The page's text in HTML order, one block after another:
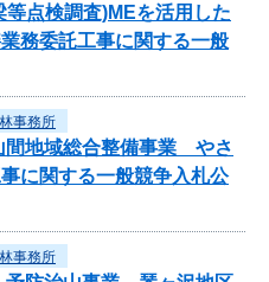
点検調査)MEを活用した
務委託工事に関する一般
事務所
間地域総合整備事業 やさ
に関する一般競争入札公
事務所